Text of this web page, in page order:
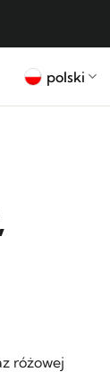
polski
różowej